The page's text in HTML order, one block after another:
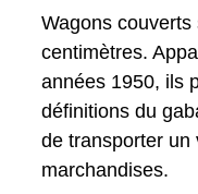
Wagons
centimètres.
années 1950, ils
définitions du
de transporter un
marchandises.